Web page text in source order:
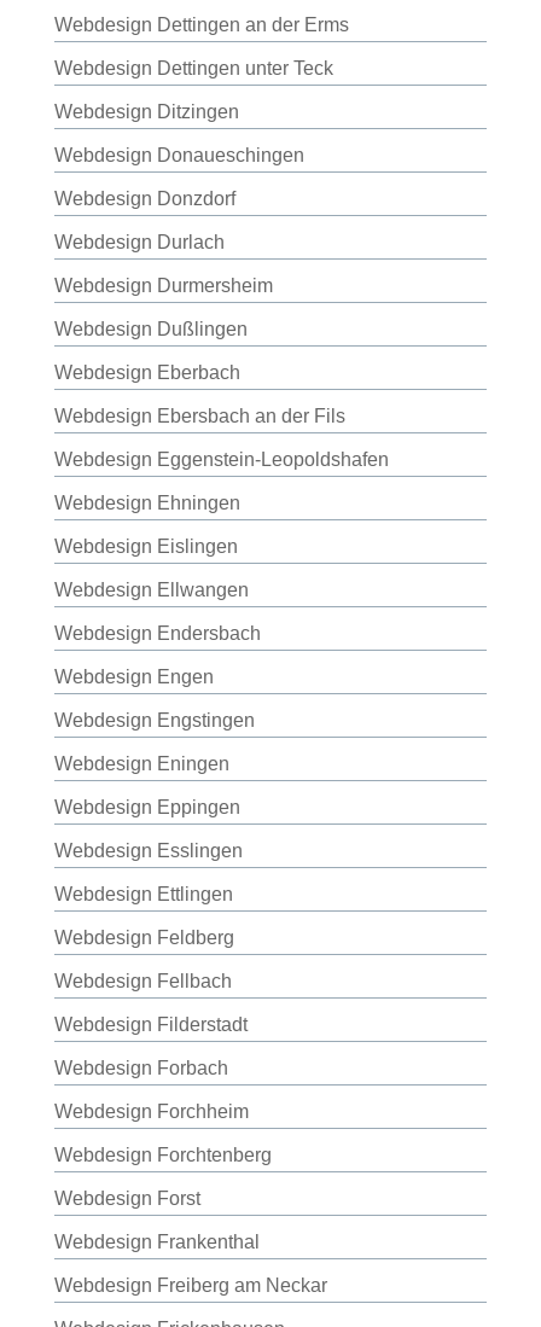
Webdesign Dettingen an der Erms
Webdesign Dettingen unter Teck
Webdesign Ditzingen
Webdesign Donaueschingen
Webdesign Donzdorf
Webdesign Durlach
Webdesign Durmersheim
Webdesign Dußlingen
Webdesign Eberbach
Webdesign Ebersbach an der Fils
Webdesign Eggenstein-Leopoldshafen
Webdesign Ehningen
Webdesign Eislingen
Webdesign Ellwangen
Webdesign Endersbach
Webdesign Engen
Webdesign Engstingen
Webdesign Eningen
Webdesign Eppingen
Webdesign Esslingen
Webdesign Ettlingen
Webdesign Feldberg
Webdesign Fellbach
Webdesign Filderstadt
Webdesign Forbach
Webdesign Forchheim
Webdesign Forchtenberg
Webdesign Forst
Webdesign Frankenthal
Webdesign Freiberg am Neckar